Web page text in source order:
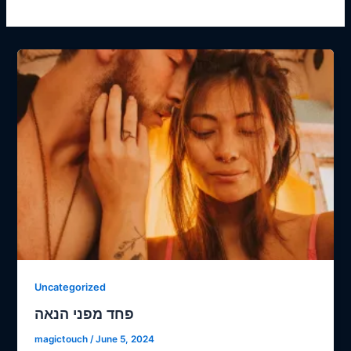
Uncategorized
פחד מפני הנאה
magictouch/June 5, 2024